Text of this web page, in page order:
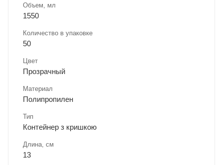
Объем, мл
1550
Количество в упаковке
50
Цвет
Прозрачный
Материал
Полипропилен
Тип
Контейнер з кришкою
Длина, cм
13